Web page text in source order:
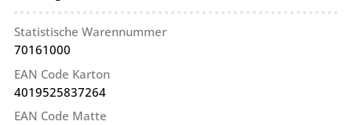
Statistische Warennummer
70161000
EAN Code Karton
4019525837264
EAN Code Matte